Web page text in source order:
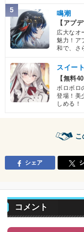
5 鳴潮
【アプ
広大なオ
魅力！ア
和で、さ
スイー
【無料
ボロボロ
登場！美
しめる！
こ
シェア
コメント